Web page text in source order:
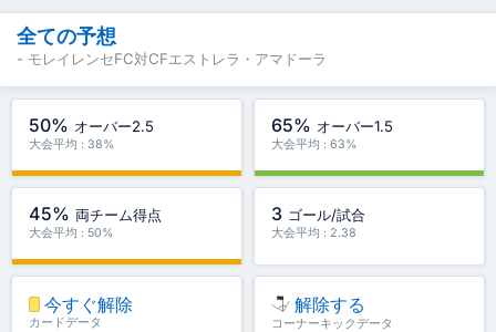
全ての予想
- モレイレンセFC対CFエストレラ・アマドーラ
50% オーバー2.5
大会平均 : 38%
65% オーバー1.5
大会平均 : 63%
45% 両チーム得点
大会平均 : 50%
3 ゴール/試合
大会平均 : 2.38
今すぐ解除
カードデータ
解除する
コーナーキックデータ